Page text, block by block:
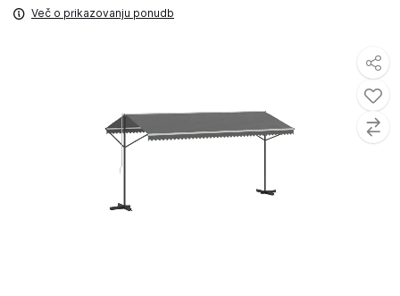
Več o prikazovanju ponudb